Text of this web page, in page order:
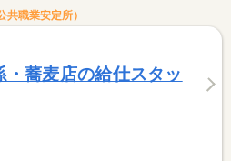
職業安定所）
・蕎麦店の給仕スタッ